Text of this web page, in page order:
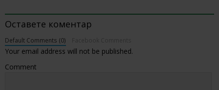
Оставете коментар
Default Comments (0)
Your email address will not be published.
Comment